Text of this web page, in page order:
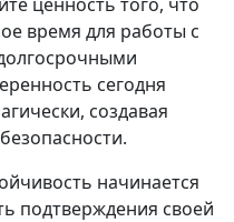
время для работы с
сегодня
создавая
начинается
подтверждения своей